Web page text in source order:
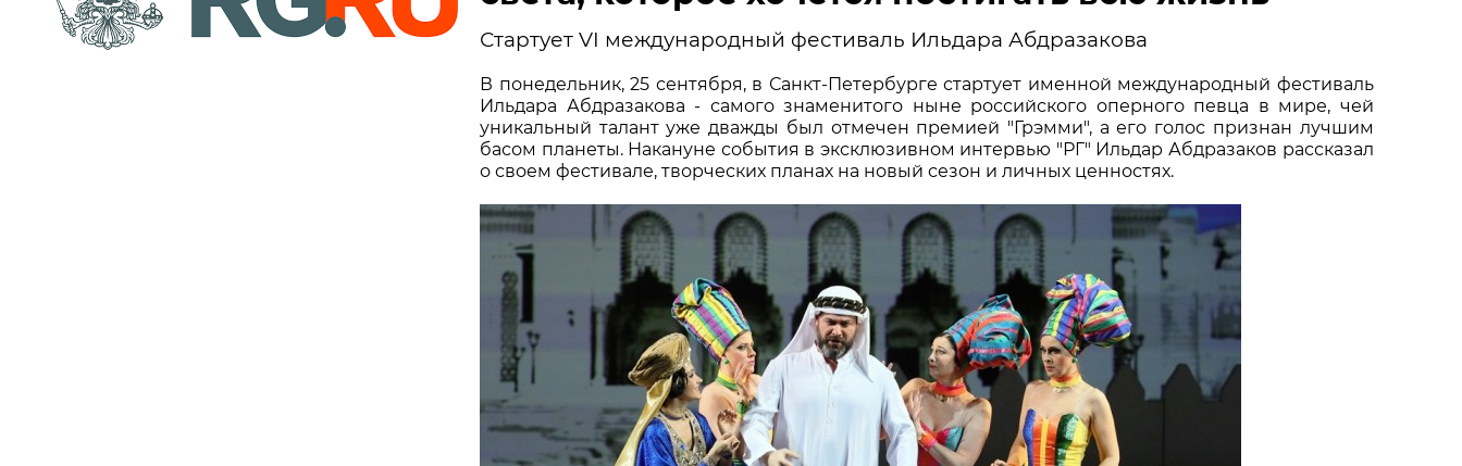
МЕДИА НОВОСТИ ПАРТНЕРЫ
КОНТАКТЫ
+7 (915) 490-33-00
info@iafoundation.ru
109544, Россия, г. Москва, ул. Школьная, 27 стр. 1
ПОМОЧЬ ФОНДУ
Стартует VI международный фестиваль Ильдара Абдразакова
В понедельник, 25 сентября, в Санкт-Петербурге стартует именной международный фестиваль
Ильдара Абдразакова - самого знаменитого ныне российского оперного певца в мире, чей
уникальный талант уже дважды был отмечен премией "Грэмми", а его голос признан лучшим
басом планеты. Накануне события в эксклюзивном интервью "РГ" Ильдар Абдразаков рассказал
о своем фестивале, творческих планах на новый сезон и личных ценностях.